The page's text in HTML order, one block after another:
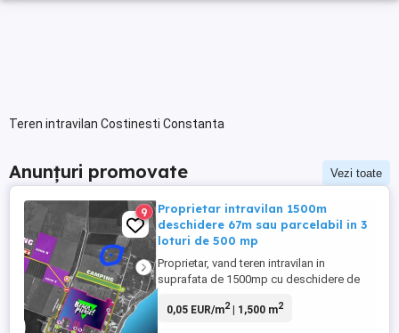
Teren intravilan Costinesti Constanta
Anunțuri promovate Vezi toate
9
Proprietar intravilan 1500m
deschidere 67m sau parcelabil in 3
loturi de 500 mp
Proprietar, vand teren intravilan in
suprafata de 1500mp cu deschidere de
8m latime. Utilitatile (curent, apa,
0,05 EUR/m2| 1,500 m2